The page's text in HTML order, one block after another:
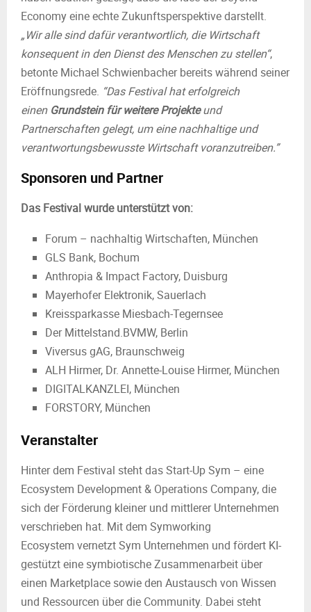
Economy eine echte Zukunftsperspektive darstellt.
„Wir alle sind dafür verantwortlich, die Wirtschaft
konsequent in den Dienst des Menschen zu stellen“,
betonte Michael Schwienbacher bereits während seiner
Eröffnungsrede. “Das Festival hat erfolgreich
einen Grundstein für weitere Projekteund
Partnerschaften gelegt, um eine nachhaltige und
verantwortungsbewusste Wirtschaft voranzutreiben.”
Sponsoren und Partner
Das Festival wurde unterstützt von:
Forum – nachhaltig Wirtschaften, München
GLS Bank, Bochum
Anthropia & Impact Factory, Duisburg
Mayerhofer Elektronik, Sauerlach
Kreissparkasse Miesbach-Tegernsee
Der Mittelstand.BVMW, Berlin
Viversus gAG, Braunschweig
ALH Hirmer, Dr. Annette-Louise Hirmer, München
DIGITALKANZLEI, München
FORSTORY, München
Veranstalter
Hinter dem Festival steht das Start-Up Sym – eine
Ecosystem Development & Operations Company, die
sich der Förderung kleiner und mittlerer Unternehmen
verschrieben hat. Mit dem Symworking
Ecosystem vernetzt Sym Unternehmen und fördert KI-
gestützt eine symbiotische Zusammenarbeit über
einen Marketplace sowie den Austausch von Wissen
und Ressourcen über die Community. Dabei steht